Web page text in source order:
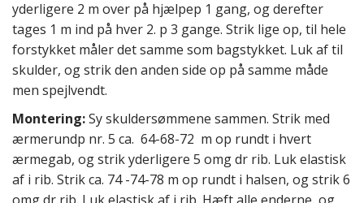
yderligere 2 m over på hjælpep 1 gang, og derefter
tages 1 m ind på hver 2. p 3 gange. Strik lige op, til hele
forstykket måler det samme som bagstykket. Luk af til
skulder, og strik den anden side op på samme måde
men spejlvendt.
Montering:Sy skuldersømmene sammen. Strik med
ærmerundp nr. 5 ca. 64-68-72 m op rundt i hvert
ærmegab, og strik yderligere 5 omg dr rib. Luk elastisk
af i rib. Strik ca. 74 -74-78 m op rundt i halsen, og strik 6